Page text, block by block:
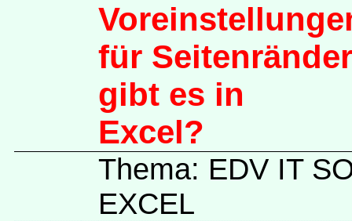
für Seitenränder
gibt es in
Excel?
Thema: EDV IT
EXCEL